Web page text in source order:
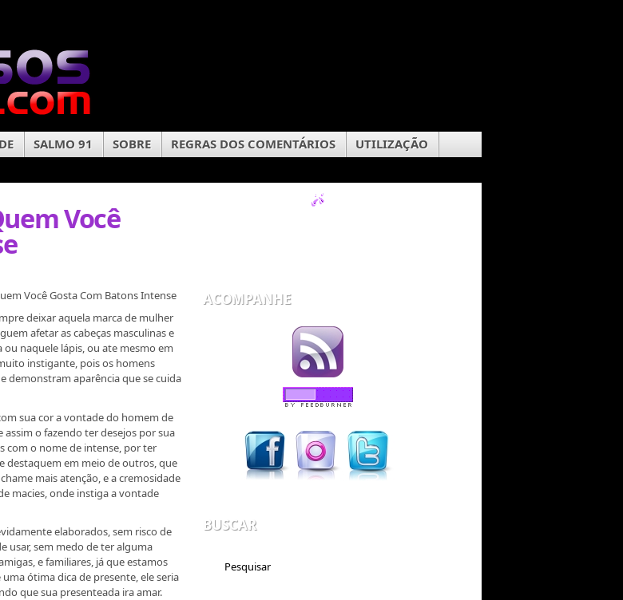
SALMO 91 SOBRE REGRAS DOS COMENTÁRIOS UTILIZAÇÃO
Você
Você Gosta Com Batons Intense
deixar aquela marca de mulher
afetar as cabeças masculinas e
naquele lápis, ou ate mesmo em
instigante, pois os homens
demonstram aparência que se cuida
sua cor a vontade do homem de
assim o fazendo ter desejos por sua
com o nome de intense, por ter
destaquem em meio de outros, que
mais atenção, e a cremosidade
macies, onde instiga a vontade
elaborados, sem risco de
usar, sem medo de ter alguma
e familiares, já que estamos
ótima dica de presente, ele seria
que sua presenteada ira amar.
ACOMPANHE
BUSCAR